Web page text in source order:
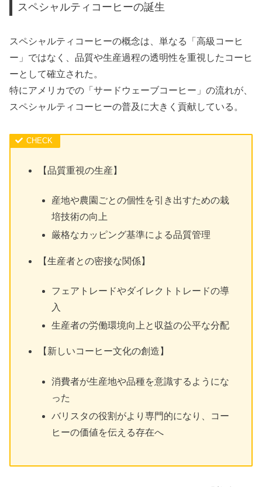
スペシャルティコーヒーの誕生
スペシャルティコーヒーの概念は、単なる「高級コーヒ
ー」ではなく、品質や生産過程の透明性を重視したコーヒ
ーとして確立された。
特にアメリカでの「サードウェーブコーヒー」の流れが、
スペシャルティコーヒーの普及に大きく貢献している。
【品質重視の生産】
産地や農園ごとの個性を引き出すための栽
培技術の向上
厳格なカッピング基準による品質管理
【生産者との密接な関係】
フェアトレードやダイレクトトレードの導
入
生産者の労働環境向上と収益の公平な分配
【新しいコーヒー文化の創造】
消費者が生産地や品種を意識するようにな
った
バリスタの役割がより専門的になり、コー
ヒーの価値を伝える存在へ